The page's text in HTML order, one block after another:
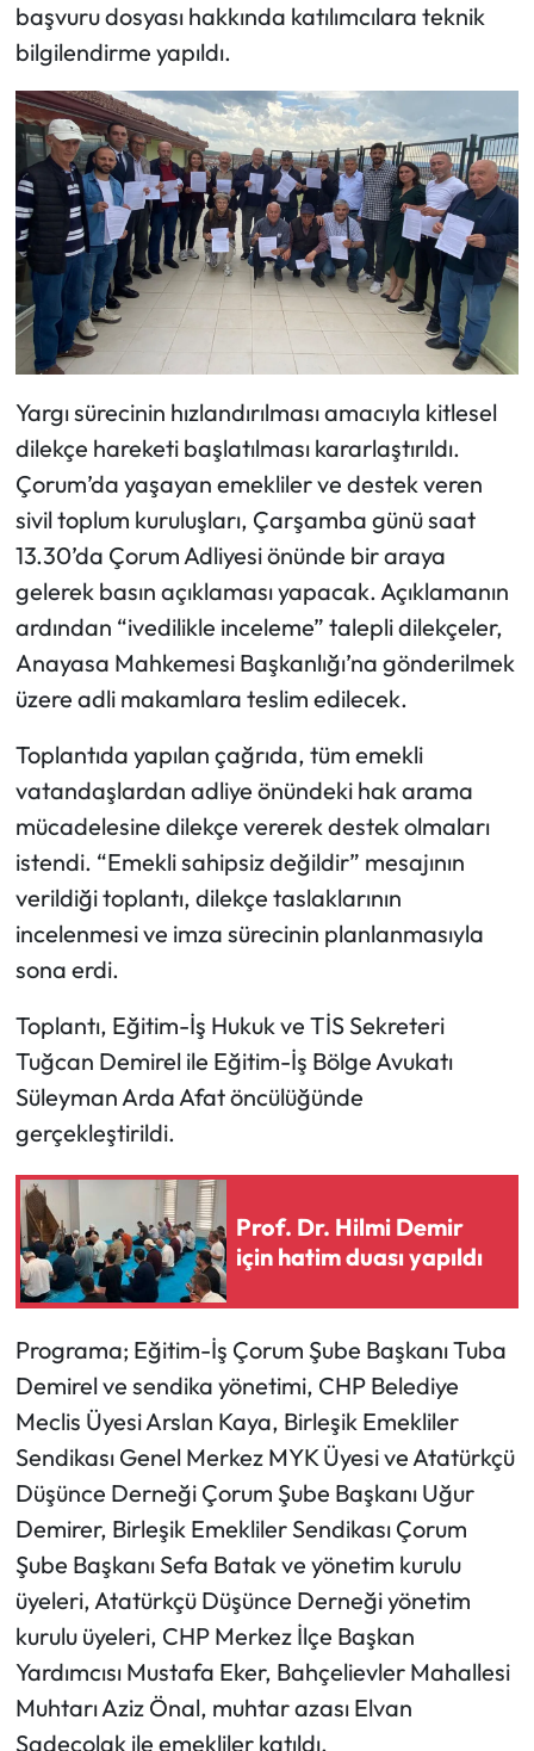
başvuru dosyası hakkında katılımcılara teknik
bilgilendirme yapıldı.
Yargı sürecinin hızlandırılması amacıyla kitlesel
dilekçe hareketi başlatılması kararlaştırıldı.
Çorum’da yaşayan emekliler ve destek veren
sivil toplum kuruluşları, Çarşamba günü saat
13.30’da Çorum Adliyesi önünde bir araya
gelerek basın açıklaması yapacak. Açıklamanın
ardından “ivedilikle inceleme” talepli dilekçeler,
Anayasa Mahkemesi Başkanlığı’na gönderilmek
üzere adli makamlara teslim edilecek.
Toplantıda yapılan çağrıda, tüm emekli
vatandaşlardan adliye önündeki hak arama
mücadelesine dilekçe vererek destek olmaları
istendi. “Emekli sahipsiz değildir” mesajının
verildiği toplantı, dilekçe taslaklarının
incelenmesi ve imza sürecinin planlanmasıyla
sona erdi.
Toplantı, Eğitim-İş Hukuk ve TİS Sekreteri
Tuğcan Demirel ile Eğitim-İş Bölge Avukatı
Süleyman Arda Afat öncülüğünde
gerçekleştirildi.
Prof. Dr. Hilmi Demir
için hatim duası yapıldı
Programa; Eğitim-İş Çorum Şube Başkanı Tuba
Demirel ve sendika yönetimi, CHP Belediye
Meclis Üyesi Arslan Kaya, Birleşik Emekliler
Sendikası Genel Merkez MYK Üyesi ve Atatürkçü
Düşünce Derneği Çorum Şube Başkanı Uğur
Demirer, Birleşik Emekliler Sendikası Çorum
Şube Başkanı Sefa Batak ve yönetim kurulu
üyeleri, Atatürkçü Düşünce Derneği yönetim
kurulu üyeleri, CHP Merkez İlçe Başkan
Yardımcısı Mustafa Eker, Bahçelievler Mahallesi
Muhtarı Aziz Önal, muhtar azası Elvan
Sadeçolak ile emekliler katıldı.
Resmi Reklam
Sağlık
Siyaset
Spor
Sungurlu Haberleri
Turizm
Uğurludağ Haberleri
Yaşam
Yayla Haber
Yemek Tarifleri
Yerel Haberler